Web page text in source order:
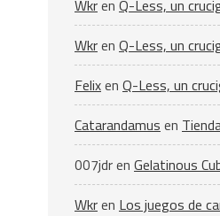
Wkren Q-Less, un
Wkren Q-Less, un
Felixen Q-Less, un
Catarandamus en
007jdren Gelatinous
Wkren Los juegos de